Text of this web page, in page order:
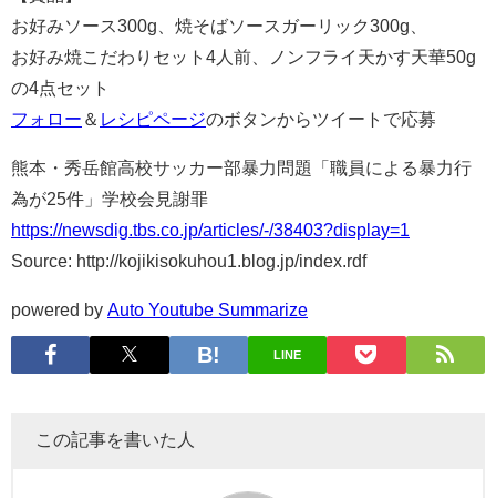
お好みソース300g、焼そばソースガーリック300g、
お好み焼こだわりセット4人前、ノンフライ天かす天華50g
の4点セット
フォロー ＆ レシピページのボタンからツイートで応募
熊本・秀岳館高校サッカー部暴力問題「職員による暴力行
為が25件」学校会見謝罪
https://newsdig.tbs.co.jp/articles/-/38403?display=1
Source: http://kojikisokuhou1.blog.jp/index.rdf
powered by Auto Youtube Summarize
LINE
この記事を書いた人